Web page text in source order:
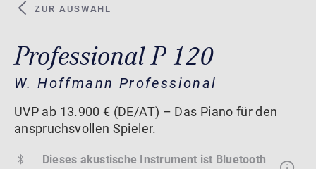
ZUR AUSWAHL
Professional P 120
W. Hoffmann Professional
UVP ab 13.900 € (DE/AT) – Das Piano für den
anspruchsvollen Spieler.
Dieses akustische Instrument ist Bluetooth